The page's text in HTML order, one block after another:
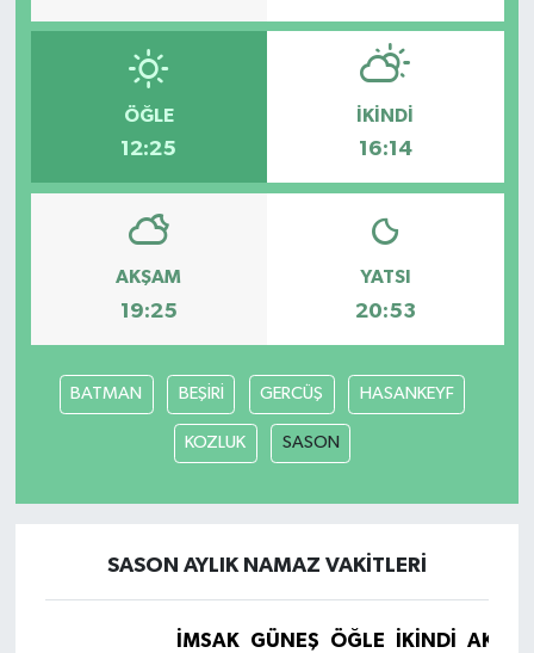
ÖĞLE
12:25
İKINDI
16:14
AKŞAM
19:25
YATSI
20:53
BATMAN BEŞİRİ GERCÜŞ HASANKEYF
KOZLUK SASON
SASON AYLIK NAMAZ VAKITLERI
İMSAK GÜNEŞ ÖĞLE İKINDI